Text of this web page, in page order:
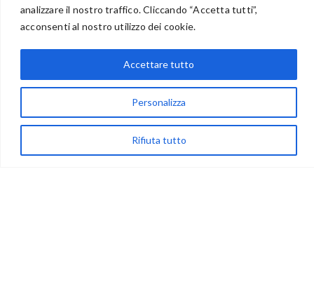
analizzare il nostro traffico. Cliccando “Accetta tutti”,
acconsenti al nostro utilizzo dei cookie.
Personalizza
Rifiuta tutto
Accettare tutto
83024 Monteforte Irpino (AV)
(+39) 081-7777233
info@ideepercreare.it